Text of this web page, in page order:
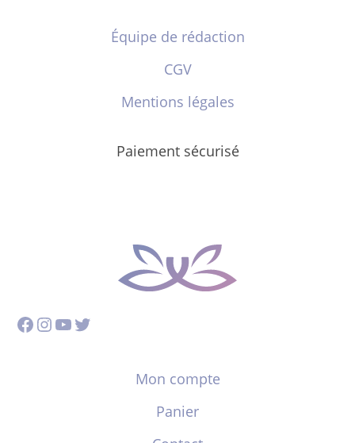
Équipe de rédaction
CGV
Mentions légales
Paiement sécurisé
Facebook
Instagram
YouTube
Twitter
Mon compte
Panier